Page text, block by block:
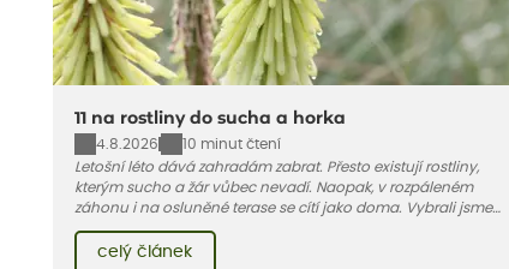
11 na rostliny do sucha a horka
4.8.2026
10 minut čtení
Letošní léto dává zahradám zabrat. Přesto existují rostliny,
kterým sucho a žár vůbec nevadí. Naopak, v rozpáleném
záhonu i na osluněné terase se cítí jako doma. Vybrali jsme
pro vás 11 tipů na odolné druhy, které zvládnou horké a suché
léto bez pravidelné zálivky. Pojďme se podívat, které to jsou.
celý článek